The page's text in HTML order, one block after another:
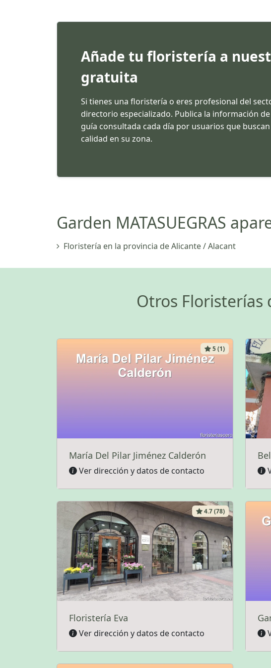
Añade tu floristería a
gratuita
Si tienes una floristería o eres profesional del
directorio especializado. Publica la información
guía consultada cada día por usuarios que
calidad en su zona.
Garden MATASUEGRAS
Floristería en la provincia de Alicante / Alacant
Otros
5 (1)
María Del Pilar Jiménez Calderón
Ver dirección y datos de contacto
4.7 (78)
Floristería Eva
Ver dirección y datos de contacto